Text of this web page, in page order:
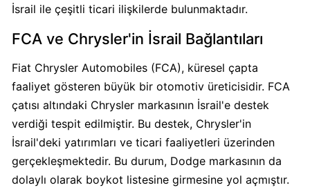
Carrefour
mu?
Carrefour
Kimin
Sahibi
Kim?
Cheetos
İsrail ile çeşitli ticari ilişkilerde bulunmaktadır.
FCA ve Chrysler'in İsrail Bağlantıları
Fiat Chrysler Automobiles (FCA), küresel çapta
faaliyet gösteren büyük bir otomotiv üreticisidir. FCA
çatısı altındaki Chrysler markasının İsrail'e destek
verdiği tespit edilmiştir. Bu destek, Chrysler'in
İsrail'deki yatırımları ve ticari faaliyetleri üzerinden
gerçekleşmektedir. Bu durum, Dodge markasının da
dolaylı olarak boykot listesine girmesine yol açmıştır.